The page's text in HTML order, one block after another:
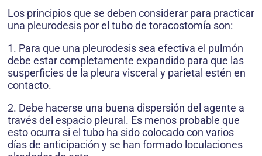
Los principios que se deben considerar para practicar
una pleurodesis por el tubo de toracostomía son:
1. Para que una pleurodesis sea efectiva el pulmón
debe estar completamente expandido para que las
susperficies de la pleura visceral y parietal estén en
contacto.
2. Debe hacerse una buena dispersión del agente a
través del espacio pleural. Es menos probable que
esto ocurra si el tubo ha sido colocado con varios
días de anticipación y se han formado loculaciones